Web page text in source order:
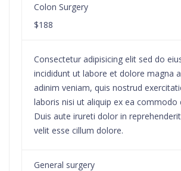
Colon Surgery
$188
Consectetur adipisicing elit sed do
incididunt ut labore et dolore magna
adinim veniam, quis nostrud
laboris nisi ut aliquip ex ea commodo
Duis aute irureti dolor in
velit esse cillum dolore.
General surgery